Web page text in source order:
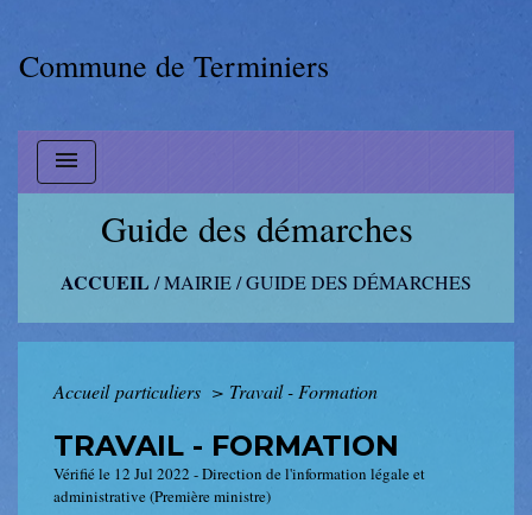
Commune de Terminiers
menu
Guide des démarches
ACCUEIL /MAIRIE/GUIDE DES DÉMARCHES
Accueil particuliers > Travail - Formation
TRAVAIL - FORMATION
Vérifié le 12 Jul 2022 - Direction de l'information légale et
administrative (Première ministre)